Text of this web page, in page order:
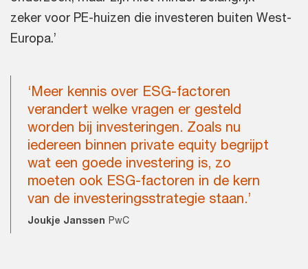
zeker voor PE-huizen die investeren buiten West-
Europa.’
‘Meer kennis over ESG-factoren
verandert welke vragen er gesteld
worden bij investeringen. Zoals nu
iedereen binnen private equity begrijpt
wat een goede investering is, zo
moeten ook ESG-factoren in de kern
van de investeringsstrategie staan.’
Joukje Janssen PwC